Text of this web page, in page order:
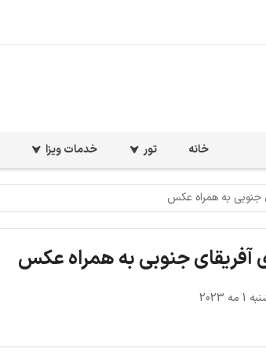
خانه تور خدمات ویزا
جنوبی به همراه عکس
جنوبی به همراه عکس
2023